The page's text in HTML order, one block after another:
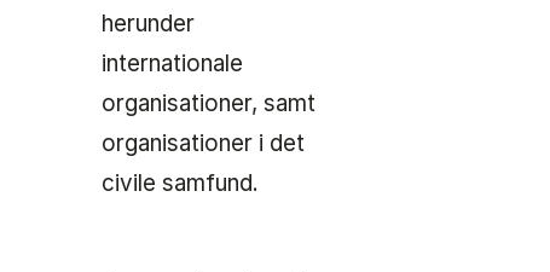
herunder
internationale
organisationer, samt
organisationer i det
civile samfund.